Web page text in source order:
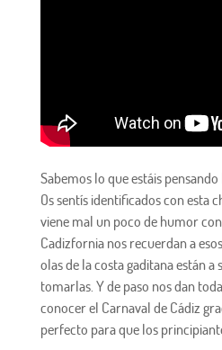
Sabemos lo que estáis
Os sentís identificados con esta
viene mal un poco de humor
Cadizfornia nos recuerdan a
olas de la costa gaditana están
tomarlas. Y de paso nos dan
conocer el Carnaval de Cádiz
perfecto para que los